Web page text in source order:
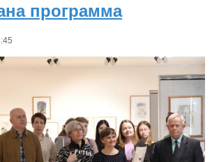
программа